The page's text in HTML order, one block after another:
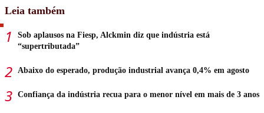
Leia também
Sob aplausos na Fiesp, Alckmin diz que indústria está
“supertributada”
Abaixo do esperado, produção industrial avança 0,4% em agosto
Confiança da indústria recua para o menor nível em mais de 3 anos